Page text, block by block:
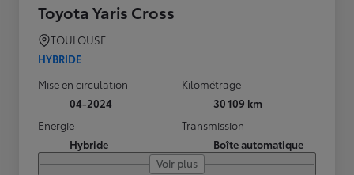
Toyota Yaris Cross
TOULOUSE
HYBRIDE
Mise en circulation
04-2024
Kilométrage
30 109 km
Energie
Hybride
Transmission
Boîte automatique
Voir plus